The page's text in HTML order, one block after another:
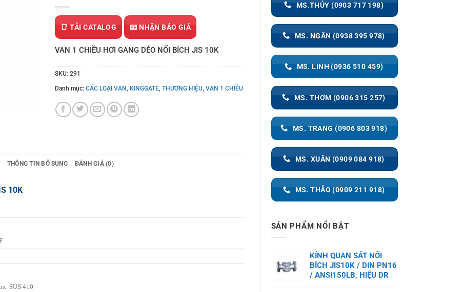
MS.THỦY (0903 717 198)
MS. NGÂN (0938 395 978)
MS. LINH (0936 510 459)
MS. THƠM (0906 315 257)
MS. TRANG (0906 803 918)
MS. XUÂN (0909 084 918)
MS. THẢO (0909 211 918)
SẢN PHẨM NỔI BẬT
KÍNH QUAN SÁT NỐI
BÍCH JIS10K / DIN PN16
/ ANSI150LB, HIỆU DR
📑 TẢI CATALOG 📧 NHẬN BÁO GIÁ
VAN 1 CHIỀU HƠI GANG DẺO NỐI BÍCH JIS 10K
SKU: 291
Danh mục: CÁC LOẠI VAN, KINGGATE, THƯƠNG HIỆU, VAN 1 CHIỀU
THÔNG TIN BỔ SUNG ĐÁNH GIÁ (0)
10K
SUS 410